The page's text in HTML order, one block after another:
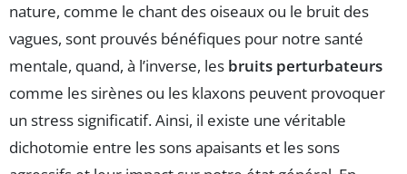
nature, comme le chant des oiseaux ou le bruit des
vagues, sont prouvés bénéfiques pour notre santé
mentale, quand, à l’inverse, les bruits perturbateurs
comme les sirènes ou les klaxons peuvent provoquer
un stress significatif. Ainsi, il existe une véritable
dichotomie entre les sons apaisants et les sons